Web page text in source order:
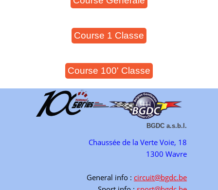
Course 1 Classe
Course 100' Classe
BGDC a.s.b.l.
Chaussée de la Verte Voie, 18
1300 Wavre
General info : circuit@bgdc.be